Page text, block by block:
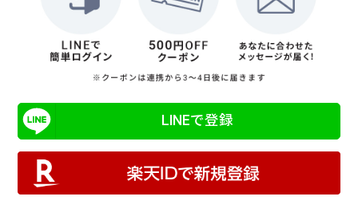
LINEで登録